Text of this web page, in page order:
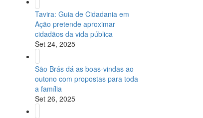
Tavira: Guia de Cidadania em
Ação pretende aproximar
cidadãos da vida pública
Set 24, 2025
São Brás dá as boas-vindas ao
outono com propostas para toda
a família
Set 26, 2025